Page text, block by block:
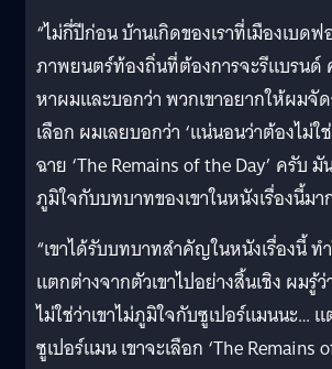
“ไม่กี่ปีก่อน บ้านเกิดของเราที่เมืองเบดฟ
ภาพยนตร์ท้องถิ่นที่ต้องการจะรีแบรน
หาผมและบอกว่า พวกเขาอยากให้ผม
เลือก ผมเลยบอกว่า ‘แน่นอนว่าต้องไม่
ฉาย ‘The Remains of the Day’ ครับ
ภูมิใจกับบทบาทของเขาในหนังเรื่องนี้มา
“เขาได้รับบทบาทสำคัญในหนังเรื่องนี้
แตกต่างจากตัวเขาไปอย่างสิ้นเชิง ผม
ไม่ใช่ว่าเขาไม่ภูมิใจกับซูเปอร์แมนนะ…
ซูเปอร์แมน เขาจะเลือก ‘The Remains